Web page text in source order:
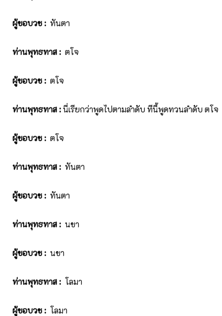
ผู้ขอบวช : ทันตา
ท่านพุทธทาส : ตโจ
ผู้ขอบวช : ตโจ
ท่านพุทธทาส :นี่เรียกว่าพูดไปตามลำดับ ทีนี้พูดทวนลำดับ ตโจ
ผู้ขอบวช : ตโจ
ท่านพุทธทาส : ทันตา
ผู้ขอบวช : ทันตา
ท่านพุทธทาส : นขา
ผู้ขอบวช : นขา
ท่านพุทธทาส : โลมา
ผู้ขอบวช : โลมา